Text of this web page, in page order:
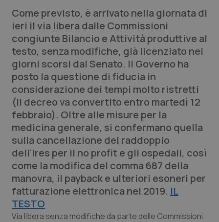
QS Pro
Professionisti Sanitari.AI
Abruzzo
Basilicata
Calabria
Campania
Emilia-Romagna
Friuli Venezia Giulia
Lazio
QS Pro Gold
Artrite & artrosi
Asma & BPCO
Car-T
Colesterolo & coronaropatie
Dermatite Atopica
Diabete & glucometri
QS Club Newsletter
Come previsto, è arrivato nella giornata di
ieri il via libera dalle Commissioni
congiunte Bilancio e Attività produttive al
testo, senza modifiche, già licenziato nei
giorni scorsi dal Senato. Il Governo ha
posto la questione di fiducia in
considerazione dei tempi molto ristretti
(Il decreo va convertito entro martedì 12
febbraio). Oltre alle misure per la
medicina generale, si confermano quella
sulla cancellazione del raddoppio
dell'Ires per il no profit e gli ospedali, così
come la modifica del comma 687 della
manovra, il payback e ulteriori esoneri per
fatturazione elettronica nel 2019. IL
TESTO
Via libera senza modifiche da parte delle Commissioni